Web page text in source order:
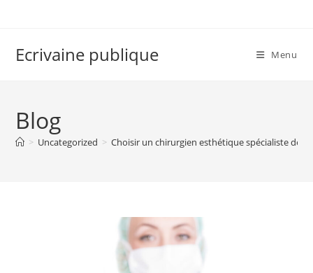
Ecrivaine publique Menu
Blog
> Uncategorized > Choisir un chirurgien esthétique spécialiste de